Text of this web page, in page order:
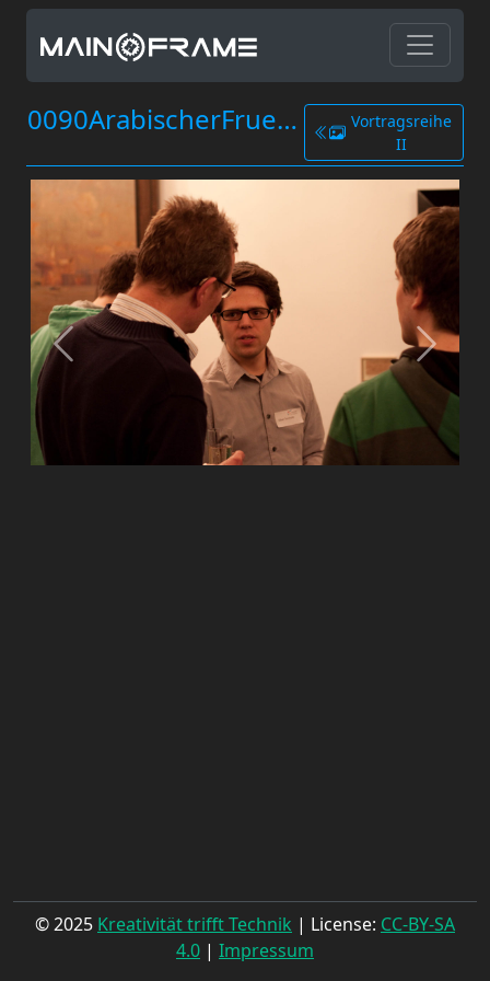
0090ArabischerFruehling.jpg
Vortragsreihe
II
© 2025 Kreativität trifft Technik | License: CC-BY-SA
4.0 | Impressum